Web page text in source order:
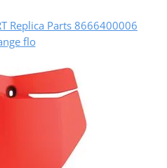
Replica Parts 8666400006
flo